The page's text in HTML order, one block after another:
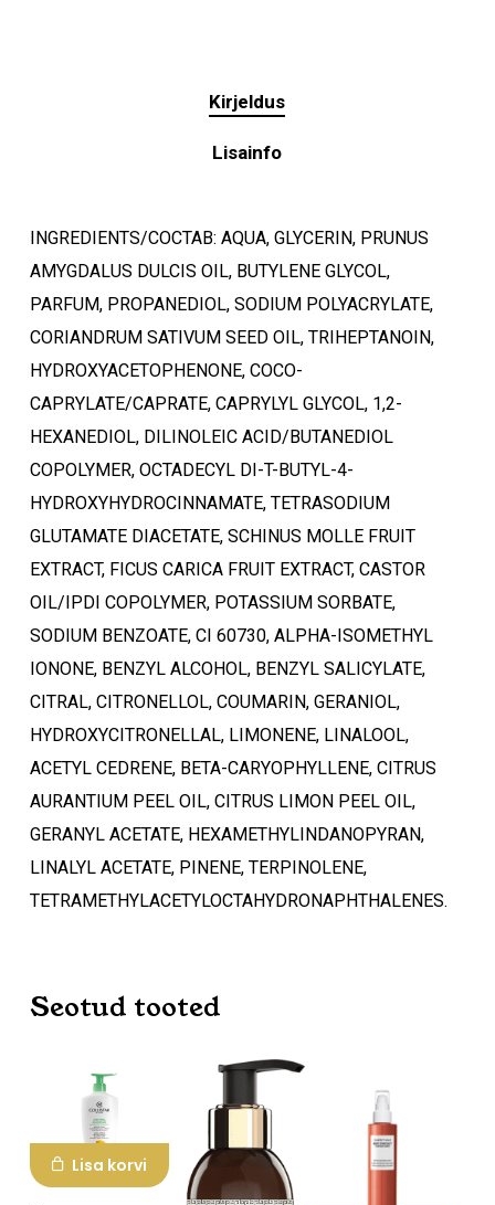
Ostukorvis ei ole tooteid.
Kirjeldus
Lisainfo
INGREDIENTS/COCTAB: AQUA, GLYCERIN, PRUNUS
AMYGDALUS DULCIS OIL, BUTYLENE GLYCOL,
PARFUM, PROPANEDIOL, SODIUM POLYACRYLATE,
CORIANDRUM SATIVUM SEED OIL, TRIHEPTANOIN,
HYDROXYACETOPHENONE, COCO-
CAPRYLATE/CAPRATE, CAPRYLYL GLYCOL, 1,2-
HEXANEDIOL, DILINOLEIC ACID/BUTANEDIOL
COPOLYMER, OCTADECYL DI-T-BUTYL-4-
HYDROXYHYDROCINNAMATE, TETRASODIUM
GLUTAMATE DIACETATE, SCHINUS MOLLE FRUIT
EXTRACT, FICUS CARICA FRUIT EXTRACT, CASTOR
OIL/IPDI COPOLYMER, POTASSIUM SORBATE,
SODIUM BENZOATE, CI 60730, ALPHA-ISOMETHYL
IONONE, BENZYL ALCOHOL, BENZYL SALICYLATE,
CITRAL, CITRONELLOL, COUMARIN, GERANIOL,
HYDROXYCITRONELLAL, LIMONENE, LINALOOL,
ACETYL CEDRENE, BETA-CARYOPHYLLENE, CITRUS
AURANTIUM PEEL OIL, CITRUS LIMON PEEL OIL,
GERANYL ACETATE, HEXAMETHYLINDANOPYRAN,
LINALYL ACETATE, PINENE, TERPINOLENE,
TETRAMETHYLACETYLOCTAHYDRONAPHTHALENES.
Seotud tooted
Lisa korvi